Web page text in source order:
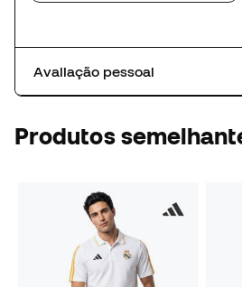
Avaliação pessoal
Produtos